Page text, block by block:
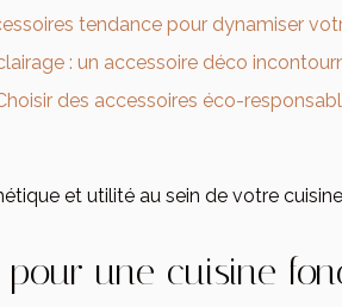
tendance pour dynamiser
: un accessoire déco
des accessoires éco-
et utilité au sein de votre
pour une cuisine